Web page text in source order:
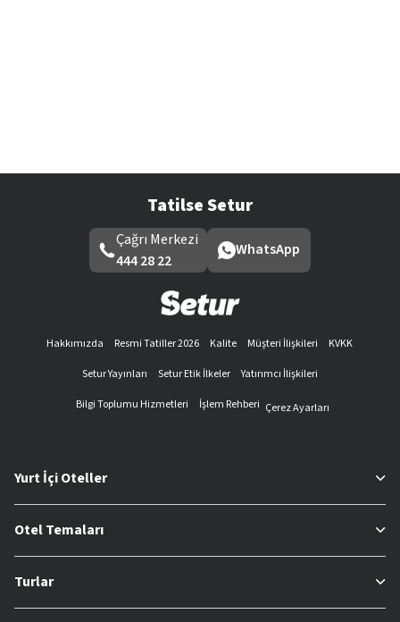
Tatilse Setur
Çağrı Merkezi
444 28 22
WhatsApp
Hakkımızda Resmi Tatiller 2026 Kalite Müşteri İlişkileri
KVKK
Setur Yayınları
Setur Etik İlkeler
Yatırımcı İlişkileri
Bilgi Toplumu Hizmetleri
İşlem Rehberi Çerez Ayarları
Yurt İçi Oteller
Otel Temaları
Turlar